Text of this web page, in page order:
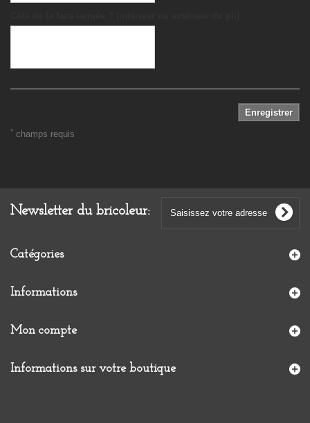
Enregistrer
* champs requis
Newsletter du bricoleur:
Catégories
Informations
Mon compte
Informations sur votre boutique